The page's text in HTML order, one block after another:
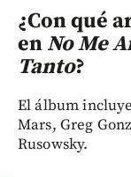
¿Con qué
enNo Me
Tanto?
El álbum
Mars, Greg
Rusowsky.